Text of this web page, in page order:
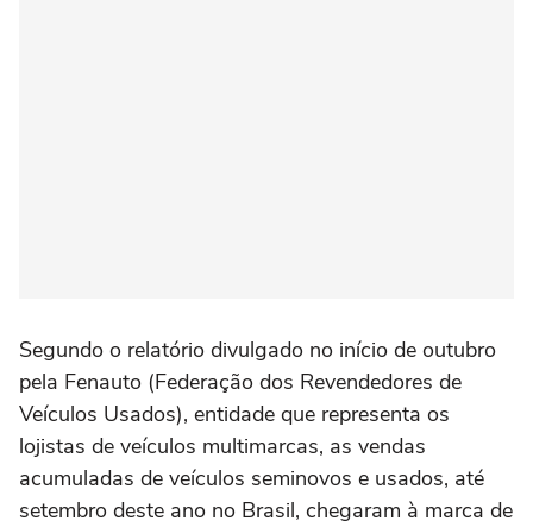
Segundo o relatório divulgado no início de outubro
pela Fenauto (Federação dos Revendedores de
Veículos Usados), entidade que representa os
lojistas de veículos multimarcas, as vendas
acumuladas de veículos seminovos e usados, até
setembro deste ano no Brasil, chegaram à marca de